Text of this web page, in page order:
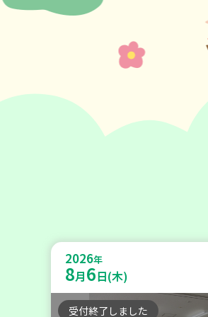
2026年
8月6日(木)
受付終了しました